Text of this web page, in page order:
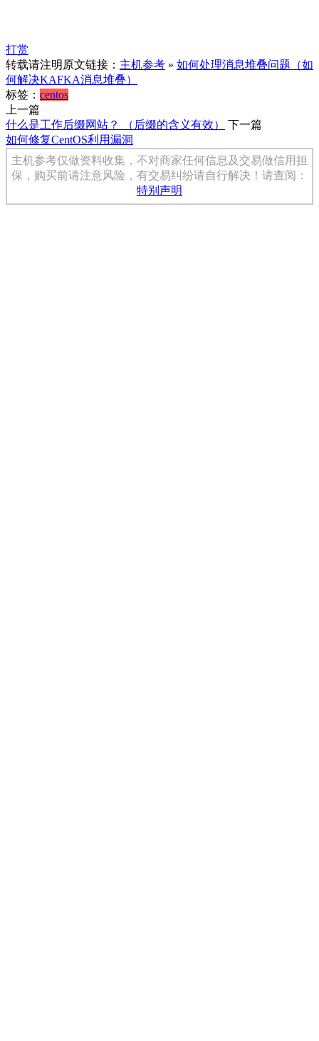
打赏
转载请注明原文链接： 主机参考 » 如何处理消息堆叠问题（如
何解决KAFKA消息堆叠）
标签： centos
上一篇
什么是工作后缀网站？ （后缀的含义有效）
下一篇
如何修复CentOS利用漏洞
主机参考仅做资料收集，不对商家任何信息及交易做信用担
保，购买前请注意风险，有交易纠纷请自行解决！请查阅：
特别声明